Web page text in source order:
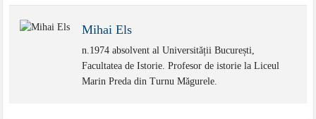
Mihai Els
n.1974 absolvent al Universității București,
Facultatea de Istorie. Profesor de istorie la Liceul
Marin Preda din Turnu Măgurele.